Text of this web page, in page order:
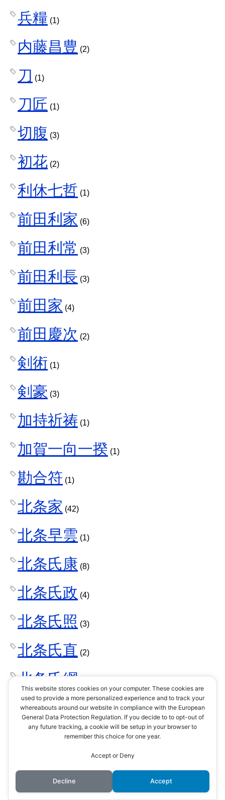
兵糧 (1)
内藤昌豊 (2)
刀 (1)
刀匠 (1)
切腹 (3)
初花 (2)
利休七哲 (1)
前田利家 (6)
前田利常 (3)
前田利長 (3)
前田家 (4)
前田慶次 (2)
剣術 (1)
剣豪 (3)
加持祈祷 (1)
加賀一向一揆 (1)
勘合符 (1)
北条家 (42)
北条早雲 (1)
北条氏康 (8)
北条氏政 (4)
北条氏照 (3)
北条氏直 (2)
北条氏綱
北条氏規(1)
北条氏邦(1)
千利休
This website stores cookies on your computer. These cookies are
used to provide a more personalized experience and to track your
whereabouts around our website in compliance with the European
General Data Protection Regulation. If you decide to to opt-out of
any future tracking, a cookie will be setup in your browser to
remember this choice for one year.
Accept or Deny
Decline Accept